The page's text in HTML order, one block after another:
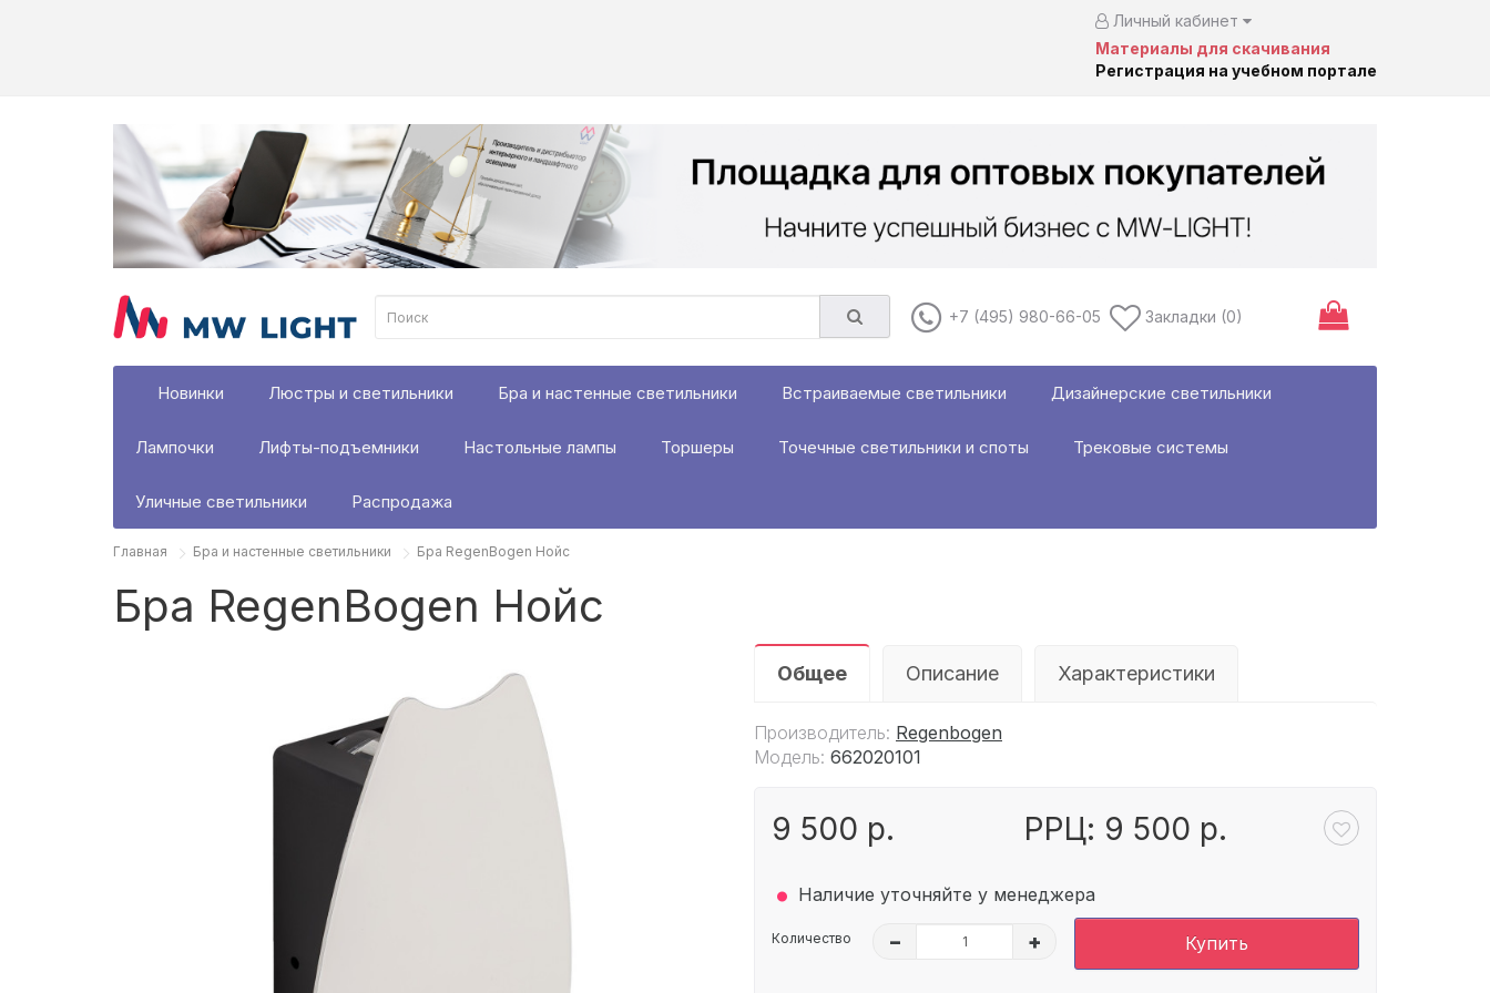
Личный кабинет
Материалы для скачивания
Регистрация на учебном портале
+7 (495) 980-66-05 Закладки (0)
Новинки Люстры и светильники Бра и настенные светильники Встраиваемые светильники Дизайнерские светильники
Лампочки Лифты-подъемники Настольные лампы Торшеры Точечные светильники и споты Трековые системы
Уличные светильники Распродажа
Главная Бра и настенные светильники Бра RegenBogen Нойс
Бра RegenBogen Нойс
Общее Описание Характеристики
Производитель: Regenbogen
Модель: 662020101
9 500 р. РРЦ: 9 500 р.
. Наличие уточняйте у менеджера
Количество – + Купить